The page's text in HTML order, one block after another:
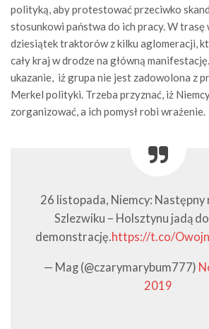
polityką, aby protestować przeciwko
stosunkowi państwa do ich pracy. W trasę
dziesiątek traktorów z kilku aglomeracji,
cały kraj w drodze na główną
ukazanie, iż grupa nie jest zadowolona z
Merkel polityki. Trzeba przyznać, iż
zorganizować, a ich pomysł robi wrażenie.
26 listopada, Niemcy: Następny
Szlezwiku – Holsztynu jadą
demonstrację.https://t.co/
— Mag (@czarymarybum777)
2019